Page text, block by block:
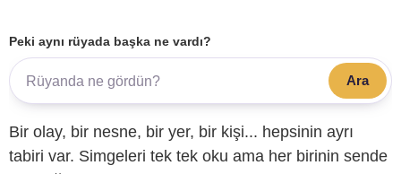
Peki aynı rüyada başka ne vardı?
Ara
Bir olay, bir nesne, bir yer, bir kişi... hepsinin ayrı
tabiri var. Simgeleri tek tek oku ama her birinin sende